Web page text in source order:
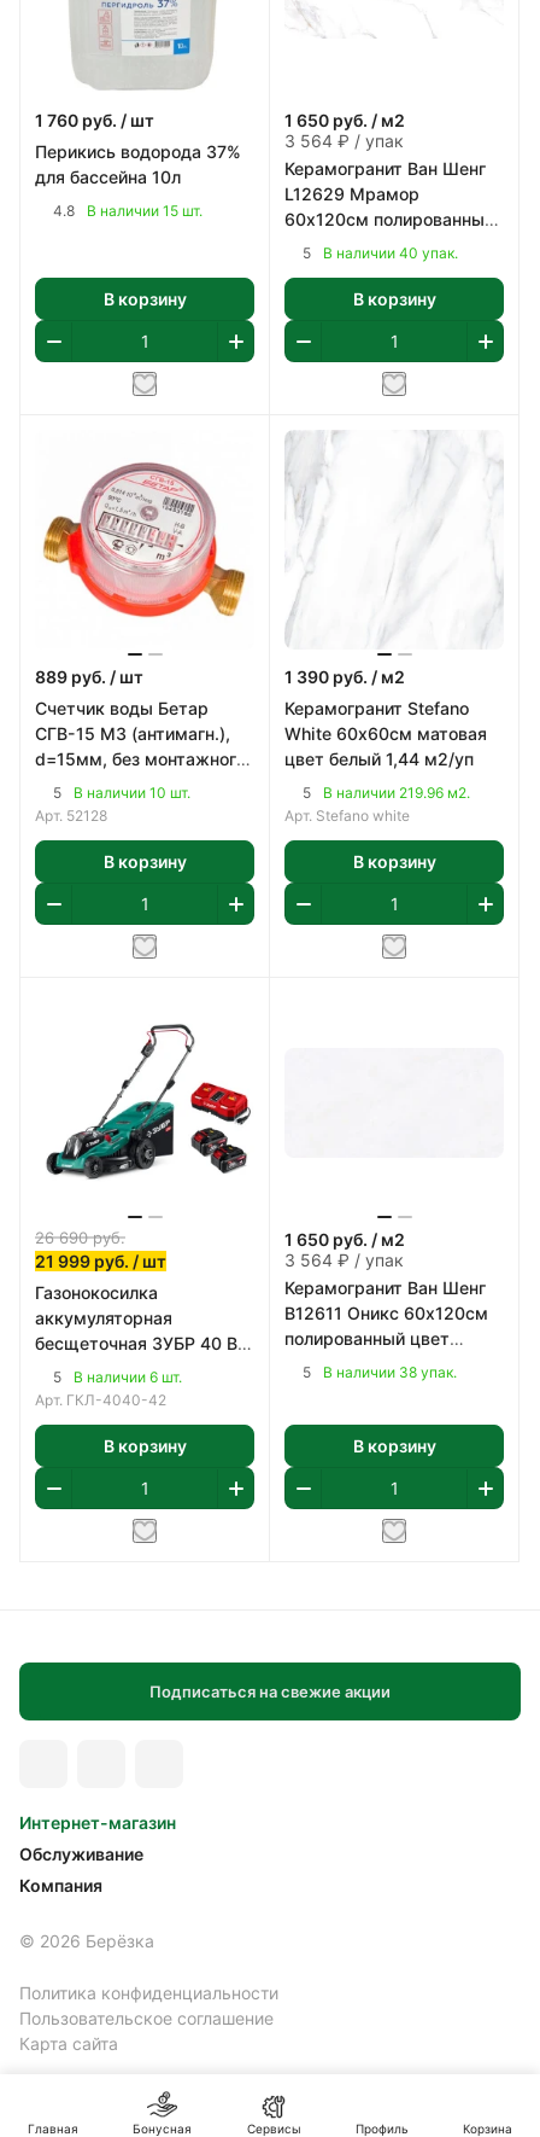
1 760 руб. / шт
Перикись водорода 37%
для бассейна 10л
4.8 В наличии 15 шт.
В корзину
1 650 руб. / м2
3 564 ₽ / упак
Керамогранит Ван Шенг
L12629 Мрамор
60х120см полированный
цвет белый с коричнево-
5 В наличии 40 упак.
В корзину
889 руб. / шт
Счетчик воды Бетар
СГВ-15 МЗ (антимагн.),
d=15мм, без монтажного
комплекта
5
В наличии 10 шт.
Арт. 52128
В корзину
1 390 руб. / м2
Керамогранит Stefano
White 60х60см матовая
цвет белый 1,44 м2/уп
5
В наличии 219.96 м2.
Арт. Stefano white
В корзину
26 690руб.
21 999 руб. / шт
Газонокосилка
аккумуляторная
бесщеточная ЗУБР 40 В
(2x20В), 400 мм
5
В наличии 6 шт.
Арт. ГКЛ-4040-42
В корзину
1 650 руб. / м2
3 564 ₽ / упак
Керамогранит Ван Шенг
B12611 Оникс 60х120см
полированный цвет
светло-серый 2,16 м2/уп
5 В наличии 38 упак.
В корзину
Подписаться на свежие акции
Интернет-магазин
Обслуживание
Компания
© 2026 Берёзка
Политика конфиденциальности
Пользовательское соглашение
Карта сайта
Главная Бонусная Сервисы Профиль Корзина